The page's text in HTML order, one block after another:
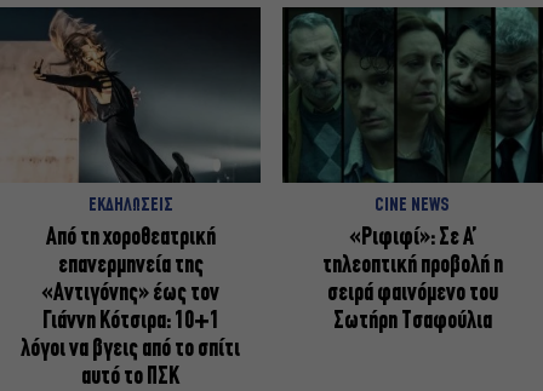
ΕΚΔΗΛΩΣΕΙΣ
Από τη χοροθεατρική
επανερμηνεία της
«Αντιγόνης» έως τον
Γιάννη Κότσιρα: 10+1
λόγοι να βγεις από το σπίτι
αυτό το ΠΣΚ
CINE NEWS
«Ριφιφί»: Σε Α’
τηλεοπτική προβολή η
σειρά φαινόμενο του
Σωτήρη Τσαφούλια